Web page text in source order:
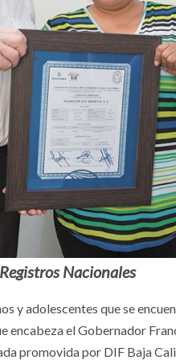
Nacionales
y adolescentes que se
el Gobernador
promovida por DIF Baja